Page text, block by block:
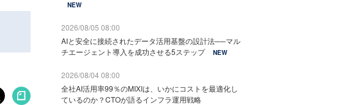
NEW
2026/08/05 08:00
AIと安全に接続されたデータ活用基盤の設計法──マル
チエージェント導入を成功させる5ステップ
NEW
2026/08/04 08:00
全社AI活用率99％のMIXIは、いかにコストを最適化し
ているのか？CTOが語るインフラ運用戦略